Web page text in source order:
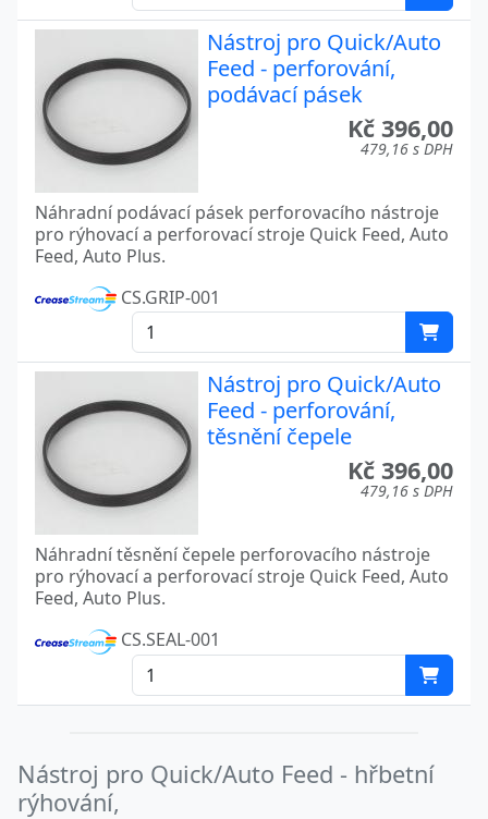
Nástroj pro Quick/Auto
Feed - perforování,
podávací pásek
Kč 396,00
479,16 s DPH
Náhradní podávací pásek perforovacího nástroje
pro rýhovací a perforovací stroje Quick Feed, Auto
Feed, Auto Plus.
CS.GRIP-001
Nástroj pro Quick/Auto
Feed - perforování,
těsnění čepele
Kč 396,00
479,16 s DPH
Náhradní těsnění čepele perforovacího nástroje
pro rýhovací a perforovací stroje Quick Feed, Auto
Feed, Auto Plus.
CS.SEAL-001
Nástroj pro Quick/Auto Feed - hřbetní
rýhování,